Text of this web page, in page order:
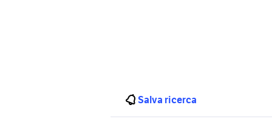
Salva ricerca